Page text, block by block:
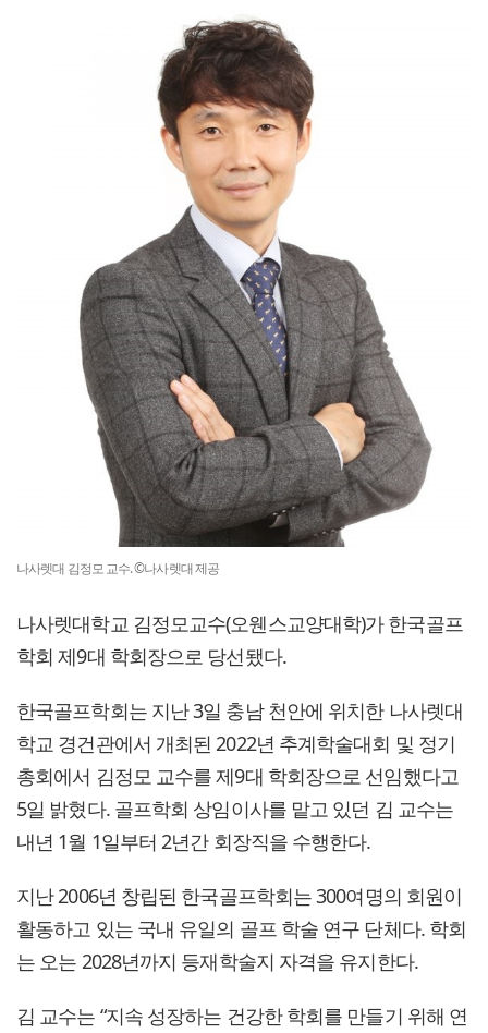
나사렛대 김정모 교수. ©나사렛대 제공
나사렛대학교 김정모교수(오웬스교양대학)가 한국골프
학회 제9대 학회장으로 당선됐다.
한국골프학회는 지난 3일 충남 천안에 위치한 나사렛대
학교 경건관에서 개최된 2022년 추계학술대회 및 정기
총회에서 김정모 교수를 제9대 학회장으로 선임했다고
5일 밝혔다. 골프학회 상임이사를 맡고 있던 김 교수는
내년 1월 1일부터 2년간 회장직을 수행한다.
지난 2006년 창립된 한국골프학회는 300여명의 회원이
활동하고 있는 국내 유일의 골프 학술 연구 단체다. 학회
는 오는 2028년까지 등재학술지 자격을 유지한다.
김 교수는 “지속 성장하는 건강한 학회를 만들기 위해 연